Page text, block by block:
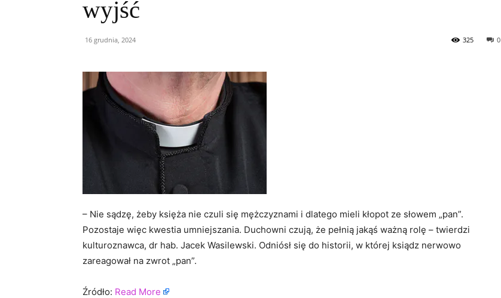
wyjść
16 grudnia, 2024 0
325
– Nie sądzę, żeby księża nie czuli się mężczyznami i dlatego mieli kłopot ze słowem „pan”.
Pozostaje więc kwestia umniejszania. Duchowni czują, że pełnią jakąś ważną rolę – twierdzi
kulturoznawca, dr hab. Jacek Wasilewski. Odniósł się do historii, w której ksiądz nerwowo
zareagował na zwrot „pan”.
Źródło: Read More